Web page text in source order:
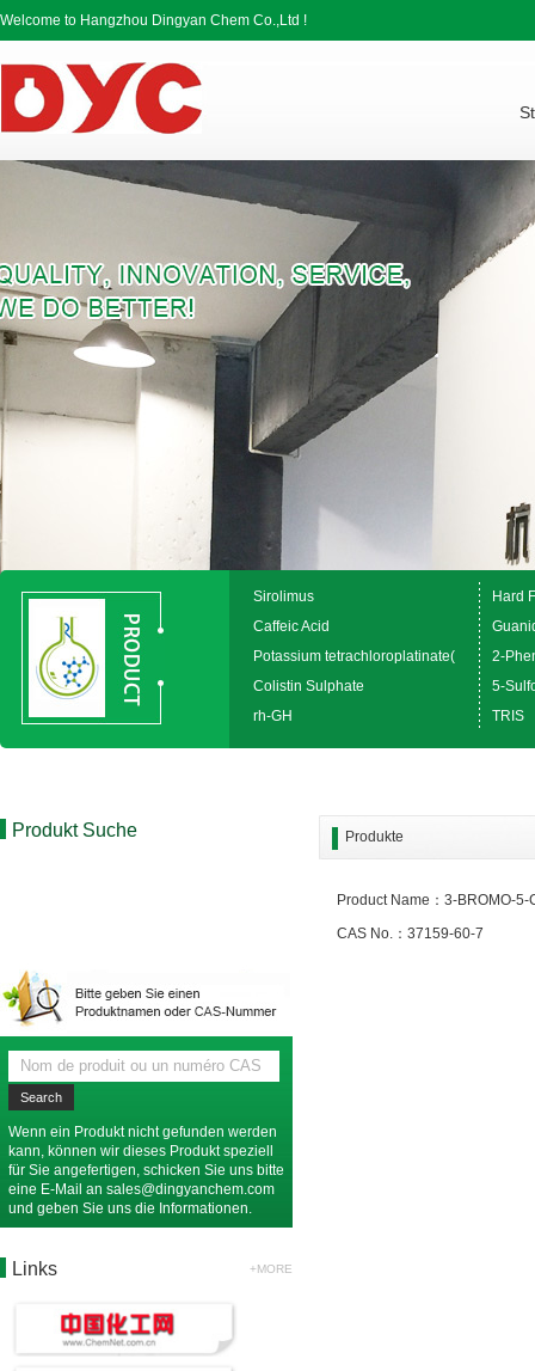
Welcome to Hangzhou Dingyan Chem Co.,Ltd !
Sirolimus
Hard
Caffeic Acid
Potassium tetrachloroplatinate(
2-
Colistin Sulphate
5-
rh-GH
TRIS
Produkt Suche
Wenn ein Produkt nicht gefunden werden
kann, können wir dieses Produkt speziell
für Sie angefertigen, schicken Sie uns bitte
eine E-Mail an sales@dingyanchem.com
und geben Sie uns die Informationen.
Links +MORE
Produkte
Product Name：3-BROMO-
CAS No.：37159-60-7